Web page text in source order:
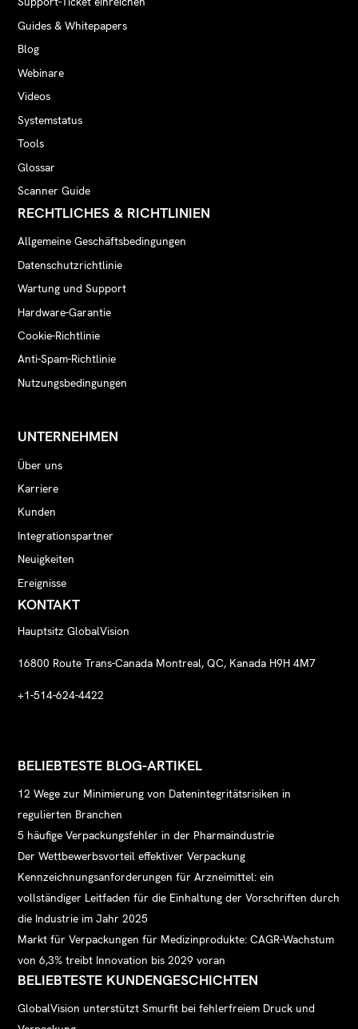
Guides & Whitepapers
Blog
Webinare
Videos
Systemstatus
Tools
Glossar
Scanner Guide
RECHTLICHES & RICHTLINIEN
Allgemeine Geschäftsbedingungen
Datenschutzrichtlinie
Wartung und Support
Hardware-Garantie
Cookie-Richtlinie
Anti-Spam-Richtlinie
Nutzungsbedingungen
UNTERNEHMEN
Über uns
Karriere
Kunden
Integrationspartner
Neuigkeiten
Ereignisse
KONTAKT
Hauptsitz GlobalVision
16800 Route Trans-Canada Montreal, QC, Kanada H9H 4M7
+1-514-624-4422
BELIEBTESTE BLOG-ARTIKEL
12 Wege zur Minimierung von Datenintegritätsrisiken in
regulierten Branchen
5 häufige Verpackungsfehler in der Pharmaindustrie
Der Wettbewerbsvorteil effektiver Verpackung
Kennzeichnungsanforderungen für Arzneimittel: ein
vollständiger Leitfaden für die Einhaltung der Vorschriften durch
die Industrie im Jahr 2025
Markt für Verpackungen für Medizinprodukte: CAGR-Wachstum
von 6,3% treibt Innovation bis 2029 voran
BELIEBTESTE KUNDENGESCHICHTEN
GlobalVision unterstützt Smurfit bei fehlerfreiem Druck und